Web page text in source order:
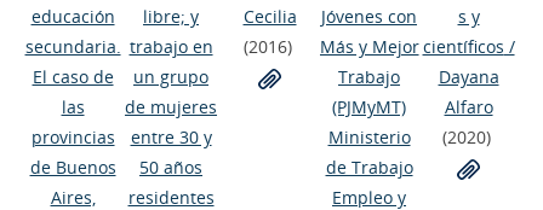
educación
secundaria.
El caso de
las
provincias
de Buenos
Aires,
libre; y
trabajo en
un grupo
de mujeres
entre 30 y
50 años
residentes
Cecilia
(2016)
Jóvenes con
Más y Mejor
Trabajo
(PJMyMT)
Ministerio
de Trabajo
Empleo y
s y
científicos /
Dayana
Alfaro
(2020)